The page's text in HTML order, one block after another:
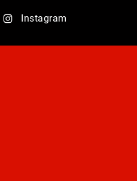
Instagram